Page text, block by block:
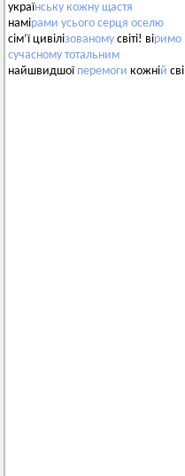
українську кожну щастя
намірами усього серця оселю
сім’ї цивілізованому світі! віримо
сучасному тотальним
найшвидшої перемоги кожній сві